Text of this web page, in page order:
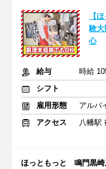
【
験
心
給与
時給
シフト
雇用形態
アルバ
アクセス
八幡駅
ほっともっと 鳴門黒